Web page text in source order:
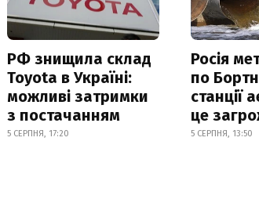
РФ знищила склад
Toyota в Україні:
можливі затримки
з постачанням
5 СЕРПНЯ, 17:20
Росія
по
станції
це
5 СЕРПНЯ, 13:50